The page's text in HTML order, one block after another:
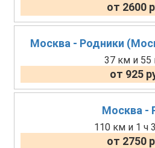
от 2600
Москва - Родники
37 км и 55
от 925
Москва -
110 км и 1 ч
от 2750